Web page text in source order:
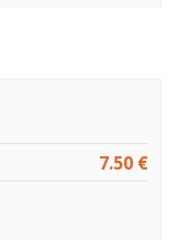
7.50 €